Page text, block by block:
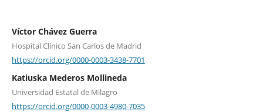
Víctor Chávez Guerra
Hospital Clínico San Carlos de Madrid
https://orcid.org/0000-0003-3438-7701
Katiuska Mederos Mollineda
Universidad Estatal de Milagro
https://orcid.org/0000-0003-4980-7035